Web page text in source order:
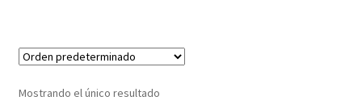
Mostrando el único resultado